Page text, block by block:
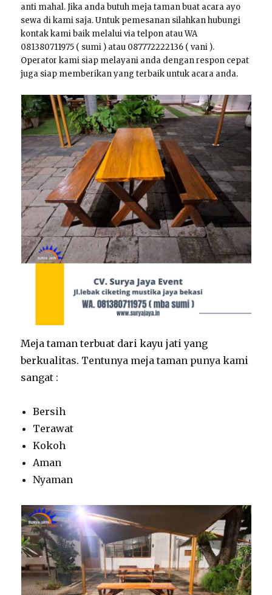
anti mahal. Jika anda butuh meja taman buat acara ayo
sewa di kami saja. Untuk pemesanan silahkan hubungi
kontak kami baik melalui via telpon atau WA
081380711975 ( sumi ) atau 087772222136 ( vani ).
Operator kami siap melayani anda dengan respon cepat
juga siap memberikan yang terbaik untuk acara anda.
Meja taman terbuat dari kayu jati yang
berkualitas. Tentunya meja taman punya kami
sangat :
Bersih
Terawat
Kokoh
Aman
Nyaman